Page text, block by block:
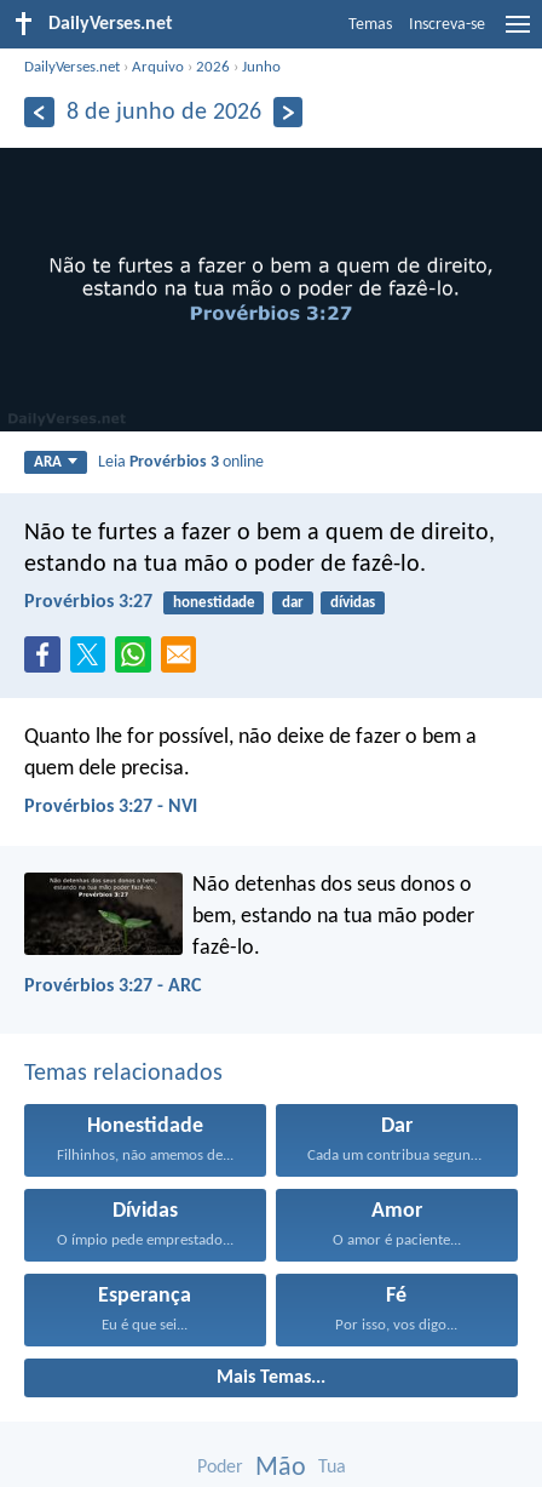
DailyVerses.net Temas Inscreva-se
DailyVerses.net ›Arquivo ›2026 ›Junho
8 de junho de 2026
ARA LeiaProvérbios 3 online
Não te furtes a fazer o bem a quem de direito,
estando na tua mão o poder de fazê-lo.
Provérbios 3:27 honestidade dar dívidas
Quanto lhe for possível, não deixe de fazer o bem a
quem dele precisa.
Provérbios 3:27 - NVI
Não detenhas dos seus donos o
bem, estando na tua mão poder
fazê-lo.
Provérbios 3:27 - ARC
Temas relacionados
Honestidade
Filhinhos, não amemos de...
Dar
Cada um contribua segundo...
Dívidas
O ímpio pede emprestado...
Amor
O amor é paciente...
Esperança
Eu é que sei...
Fé
Por isso, vos digo...
Mais Temas...
Poder Mão Tua